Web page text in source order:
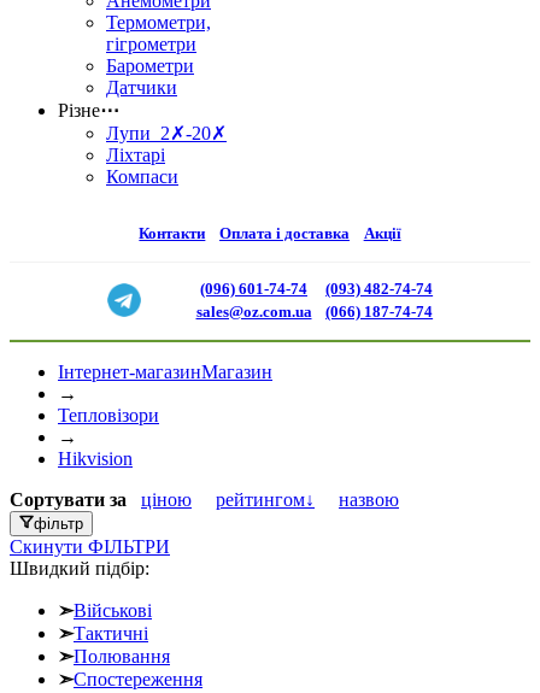
Термометри,
гігрометри
Барометри
Датчики
Різне⋯
Лупи 2✗-20✗
Ліхтарі
Компаси
Контакти Оплата і доставка Акції
(096) 601-74-74
sales@oz.com.ua
(093) 482-74-74
(066) 187-74-74
Інтернет-магазинМагазин
→
Тепловізори
→
Hikvision
Сортувати за ціною рейтингом↓ назвою
фільтр
Скинути ФІЛЬТРИ
Швидкий підбір:
➣Військові
➣Тактичні
➣Полювання
➣Спостереження